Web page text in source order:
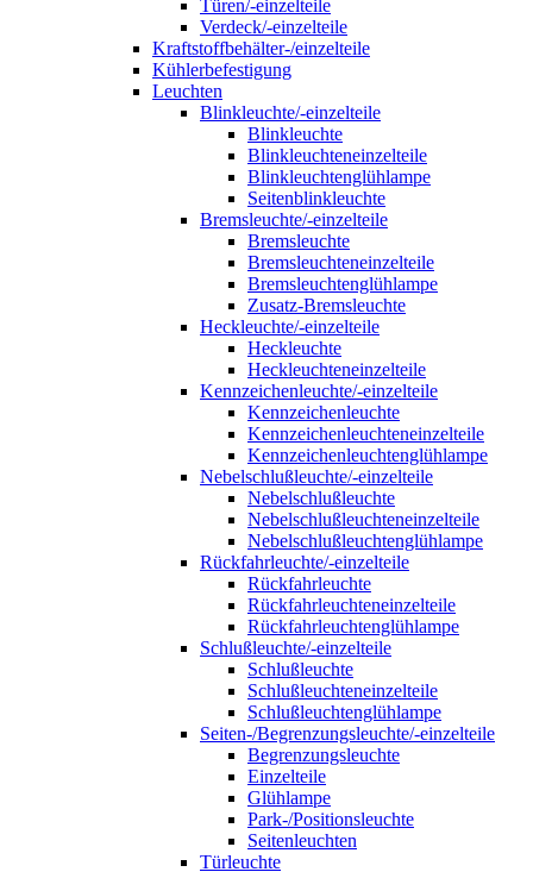
Türen/-einzelteile
Verdeck/-einzelteile
Kraftstoffbehälter-/einzelteile
Kühlerbefestigung
Leuchten
Blinkleuchte/-einzelteile
Blinkleuchte
Blinkleuchteneinzelteile
Blinkleuchtenglühlampe
Seitenblinkleuchte
Bremsleuchte/-einzelteile
Bremsleuchte
Bremsleuchteneinzelteile
Bremsleuchtenglühlampe
Zusatz-Bremsleuchte
Heckleuchte/-einzelteile
Heckleuchte
Heckleuchteneinzelteile
Kennzeichenleuchte/-einzelteile
Kennzeichenleuchte
Kennzeichenleuchteneinzelteile
Kennzeichenleuchtenglühlampe
Nebelschlußleuchte/-einzelteile
Nebelschlußleuchte
Nebelschlußleuchteneinzelteile
Nebelschlußleuchtenglühlampe
Rückfahrleuchte/-einzelteile
Rückfahrleuchte
Rückfahrleuchteneinzelteile
Rückfahrleuchtenglühlampe
Schlußleuchte/-einzelteile
Schlußleuchte
Schlußleuchteneinzelteile
Schlußleuchtenglühlampe
Seiten-/Begrenzungsleuchte/-einzelteile
Begrenzungsleuchte
Einzelteile
Glühlampe
Park-/Positionsleuchte
Seitenleuchten
Türleuchte